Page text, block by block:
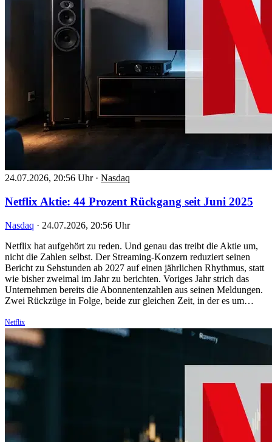
24.07.2026, 20:56 Uhr · Nasdaq
Netflix Aktie: 44 Prozent Rückgang seit Juni 2025
Nasdaq · 24.07.2026, 20:56 Uhr
Netflix hat aufgehört zu reden. Und genau das treibt die Aktie um,
nicht die Zahlen selbst. Der Streaming-Konzern reduziert seinen
Bericht zu Sehstunden ab 2027 auf einen jährlichen Rhythmus, statt
wie bisher zweimal im Jahr zu berichten. Voriges Jahr strich das
Unternehmen bereits die Abonnentenzahlen aus seinen Meldungen.
Zwei Rückzüge in Folge, beide zur gleichen Zeit, in der es um…
Netflix